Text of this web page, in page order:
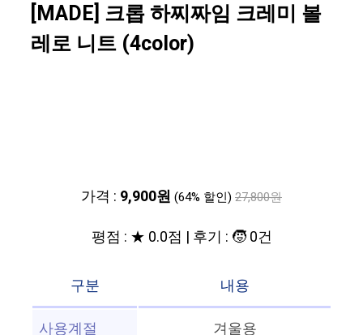
[MADE] 크롭 하찌짜임 크레미 볼
레로 니트 (4color)
가격 : 9,900원 (64% 할인) 27,800원
평점 : ★ 0.0점 | 후기 : 🧒 0건
구분
내용
사용계절
겨울용